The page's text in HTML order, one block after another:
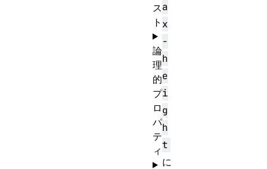
a
x
-
h
e
i
g
h
t
に
ス
ト
論
理
的
プ
ロ
パ
テ
ィ